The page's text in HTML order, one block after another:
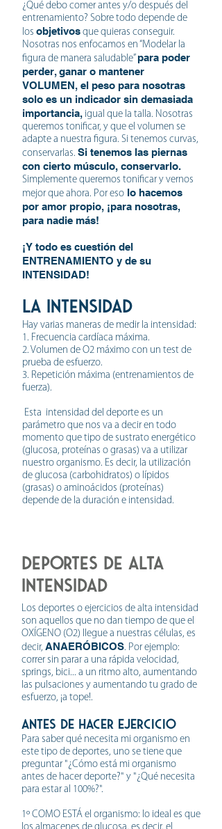
¿Qué debo comer antes y/o después del
entrenamiento? Sobre todo depende de
los objetivos que quieras conseguir.
Nosotras nos enfocamos en “Modelar la
figura de manera saludable” para poder
perder, ganar o mantener
VOLUMEN, el peso para nosotras
solo es un indicador sin demasiada
importancia, igual que la talla. Nosotras
queremos tonificar, y que el volumen se
adapte a nuestra figura. Si tenemos curvas,
conservarlas. Si tenemos las piernas
con cierto músculo, conservarlo.
Simplemente queremos tonificar y vernos
mejor que ahora. Por eso lo hacemos
por amor propio, ¡para nosotras,
para nadie más!
¡Y todo es cuestión del
ENTRENAMIENTO y de su
INTENSIDAD!
LA INTENSIDAD
Hay varias maneras de medir la intensidad:
1. Frecuencia cardíaca máxima.
2. Volumen de O2 máximo con un test de
prueba de esfuerzo.
3. Repetición máxima (entrenamientos de
fuerza).
Esta intensidad del deporte es un
parámetro que nos va a decir en todo
momento que tipo de sustrato energético
(glucosa, proteínas o grasas) va a utilizar
nuestro organismo. Es decir, la utilización
de glucosa (carbohidratos) o lípidos
(grasas) o aminoácidos (proteínas)
depende de la duración e intensidad.
DEPORTEs DE ALTA
INTENSIDAD
Los deportes o ejercicios de alta intensidad
son aquellos que no dan tiempo de que el
OXÍGENO (O2) llegue a nuestras células, es
decir, ANAERÓBICOS. Por ejemplo:
correr sin parar a una rápida velocidad,
springs, bici... a un ritmo alto, aumentando
las pulsaciones y aumentando tu grado de
esfuerzo, ¡a tope!.
ANTES de hacer ejercicio
Para saber qué necesita mi organismo en
este tipo de deportes, uno se tiene que
preguntar "¿Cómo está mi organismo
antes de hacer deporte?" y "¿Qué necesita
para estar al 100%?".
1º COMO ESTÁ el organismo: lo ideal es que